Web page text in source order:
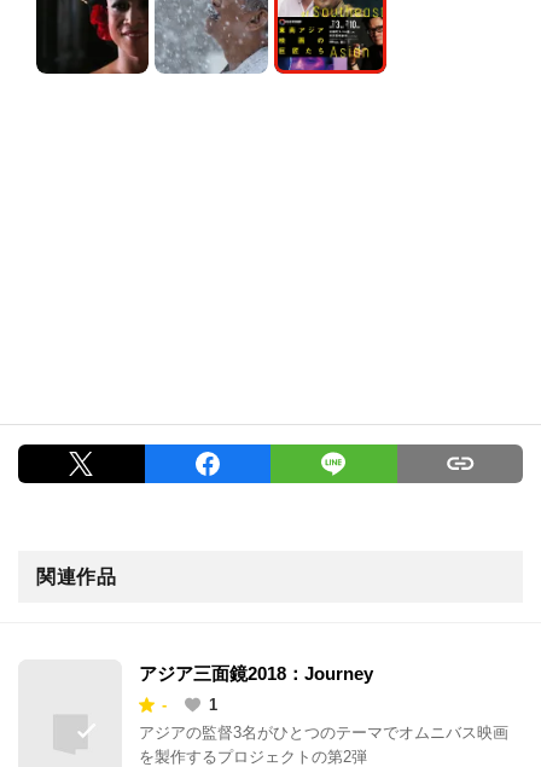
関連作品
アジア三面鏡2018：Journey
-
1
アジアの監督3名がひとつのテーマでオムニバス映画
を製作するプロジェクトの第2弾